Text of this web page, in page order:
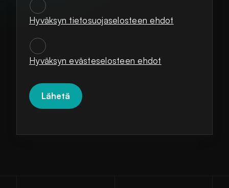
Hyväksyn tietosuojaselosteen ehdot
SUOSTUMUKSET
Hyväksyn evästeselosteen ehdot